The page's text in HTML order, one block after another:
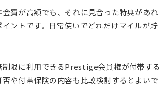
費が高額でも、それに見合った特典があれ
ントです。日常使いでどれだけマイルが貯
限に利用できるPrestige会員権が付帯する
や付帯保険の内容も比較検討するとよいで